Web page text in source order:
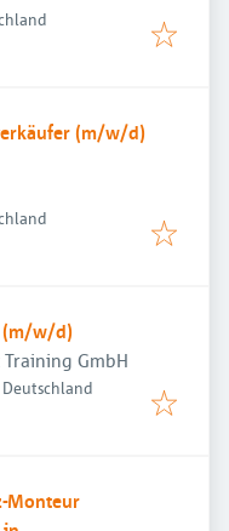
(m/w/d)
(m/w/d)
GmbH
Monteur